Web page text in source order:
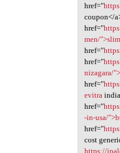
href="
coupon</
href="
men/
href="
href="
nizagara/
href="
evitraindia
href="
-in-usa/
href="
cost
https://